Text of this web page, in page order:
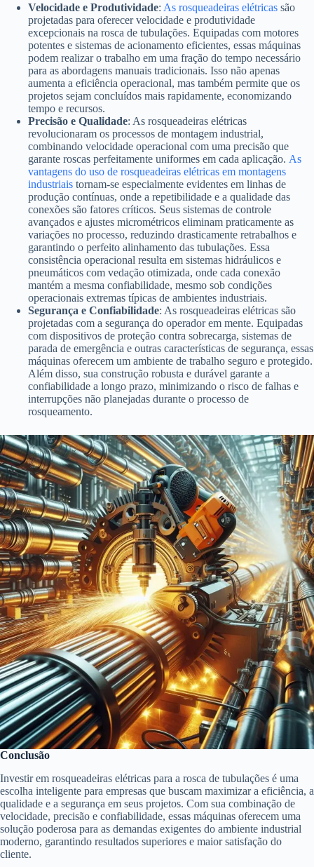
Velocidade e Produtividade: As rosqueadeiras elétricas são
projetadas para oferecer velocidade e produtividade
excepcionais na rosca de tubulações. Equipadas com motores
potentes e sistemas de acionamento eficientes, essas máquinas
podem realizar o trabalho em uma fração do tempo necessário
para as abordagens manuais tradicionais. Isso não apenas
aumenta a eficiência operacional, mas também permite que os
projetos sejam concluídos mais rapidamente, economizando
tempo e recursos.
Precisão e Qualidade: As rosqueadeiras elétricas
revolucionaram os processos de montagem industrial,
combinando velocidade operacional com uma precisão que
garante roscas perfeitamente uniformes em cada aplicação. As
vantagens do uso de rosqueadeiras elétricas em montagens
industriais tornam-se especialmente evidentes em linhas de
produção contínuas, onde a repetibilidade e a qualidade das
conexões são fatores críticos. Seus sistemas de controle
avançados e ajustes micrométricos eliminam praticamente as
variações no processo, reduzindo drasticamente retrabalhos e
garantindo o perfeito alinhamento das tubulações. Essa
consistência operacional resulta em sistemas hidráulicos e
pneumáticos com vedação otimizada, onde cada conexão
mantém a mesma confiabilidade, mesmo sob condições
operacionais extremas típicas de ambientes industriais.
Segurança e Confiabilidade: As rosqueadeiras elétricas são
projetadas com a segurança do operador em mente. Equipadas
com dispositivos de proteção contra sobrecarga, sistemas de
parada de emergência e outras características de segurança, essas
máquinas oferecem um ambiente de trabalho seguro e protegido.
Além disso, sua construção robusta e durável garante a
confiabilidade a longo prazo, minimizando o risco de falhas e
interrupções não planejadas durante o processo de
rosqueamento.
Conclusão
Investir em rosqueadeiras elétricas para a rosca de tubulações é uma
escolha inteligente para empresas que buscam maximizar a eficiência, a
qualidade e a segurança em seus projetos. Com sua combinação de
velocidade, precisão e confiabilidade, essas máquinas oferecem uma
solução poderosa para as demandas exigentes do ambiente industrial
moderno, garantindo resultados superiores e maior satisfação do
cliente.